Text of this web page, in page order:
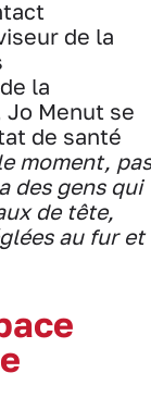
de la
la
Menut se
de santé
moment, pas
des gens qui
de tête,
au fur et